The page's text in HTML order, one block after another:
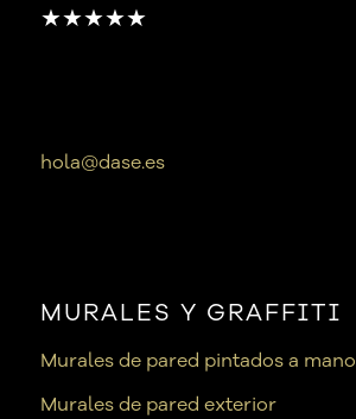
★★★★★
hola@dase.es
MURALES Y GRAFFITI
Murales de pared pintados a mano
Murales de pared exterior